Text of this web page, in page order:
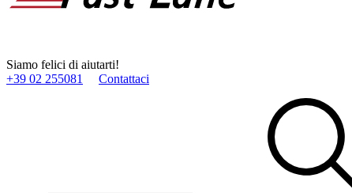
Siamo felici di aiutarti!
+39 02 255081
Contattaci